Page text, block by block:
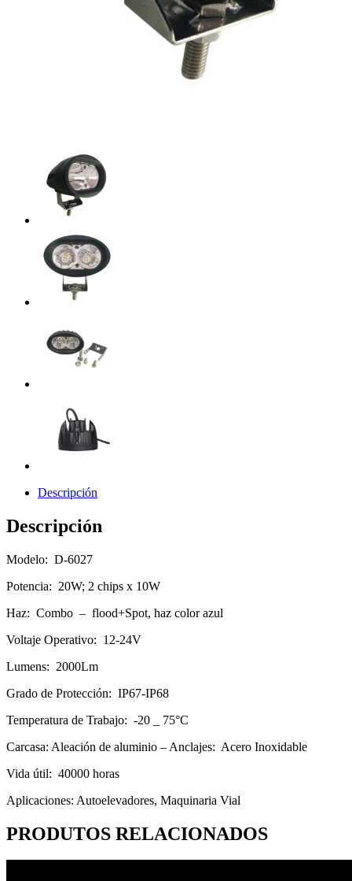
Descripción
Descripción
Modelo: D-6027
Potencia: 20W; 2 chips x 10W
Haz: Combo – flood+Spot, haz color azul
Voltaje Operativo: 12-24V
Lumens: 2000Lm
Grado de Protección: IP67-IP68
Temperatura de Trabajo: -20 _ 75°C
Carcasa: Aleación de aluminio – Anclajes: Acero Inoxidable
Vida útil: 40000 horas
Aplicaciones: Autoelevadores, Maquinaria Vial
PRODUTOS RELACIONADOS